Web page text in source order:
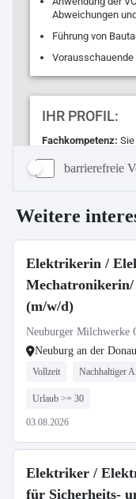
barrierefreie
Weitere
Elektrikerin /
(m/w/d)
Neuburger Milchwerke
Neuburg an der Donau
Vollzeit Nachhaltiger
Urlaub >= 30
03.08.2026
Elektriker /
für Sicherheits-